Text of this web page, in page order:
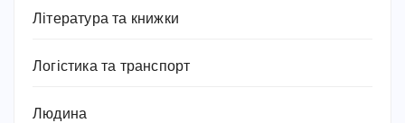
Література та книжки
Логістика та транспорт
Людина